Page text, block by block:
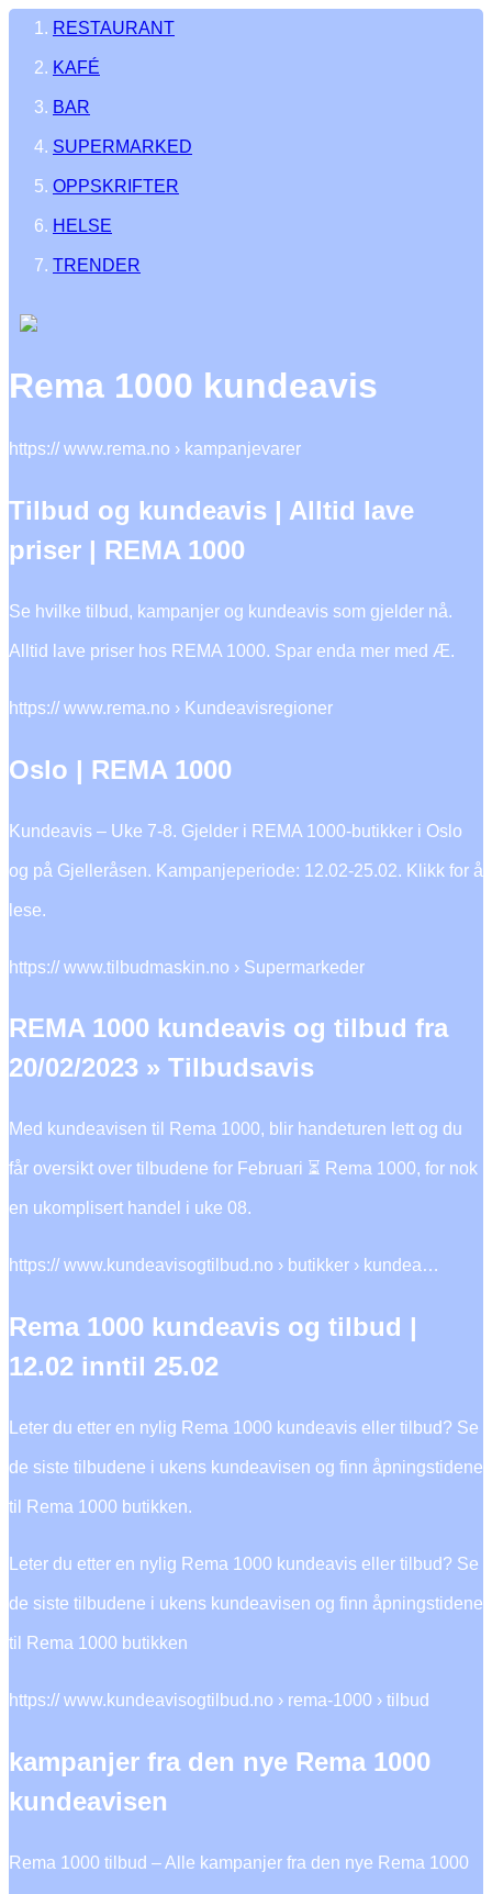
RESTAURANT
KAFÉ
BAR
SUPERMARKED
OPPSKRIFTER
HELSE
TRENDER
Rema 1000 kundeavis
https:// www.rema.no › kampanjevarer
Tilbud og kundeavis | Alltid lave
priser | REMA 1000
Se hvilke tilbud, kampanjer og kundeavis som gjelder nå.
Alltid lave priser hos REMA 1000. Spar enda mer med Æ.
https:// www.rema.no › Kundeavisregioner
Oslo | REMA 1000
Kundeavis – Uke 7-8. Gjelder i REMA 1000-butikker i Oslo
og på Gjelleråsen. Kampanjeperiode: 12.02-25.02. Klikk for å
lese.
https:// www.tilbudmaskin.no › Supermarkeder
REMA 1000 kundeavis og tilbud fra
20/02/2023 » Tilbudsavis
Med kundeavisen til Rema 1000, blir handeturen lett og du
får oversikt over tilbudene for Februari ⏳ Rema 1000, for nok
en ukomplisert handel i uke 08.
https:// www.kundeavisogtilbud.no › butikker › kundea…
Rema 1000 kundeavis og tilbud |
12.02 inntil 25.02
Leter du etter en nylig Rema 1000 kundeavis eller tilbud? Se
de siste tilbudene i ukens kundeavisen og finn åpningstidene
til Rema 1000 butikken.
Leter du etter en nylig Rema 1000 kundeavis eller tilbud? Se
de siste tilbudene i ukens kundeavisen og finn åpningstidene
til Rema 1000 butikken
https:// www.kundeavisogtilbud.no › rema-1000 › tilbud
kampanjer fra den nye Rema 1000
kundeavisen
Rema 1000 tilbud – Alle kampanjer fra den nye Rema 1000